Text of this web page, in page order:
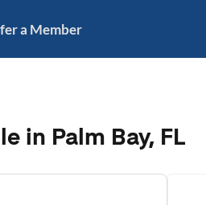
a Member
in Palm Bay, FL